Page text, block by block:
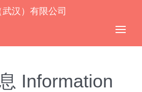
汉）有限公司
Information